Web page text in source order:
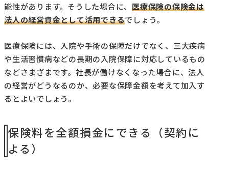
能性があります。そうした場合に、医療保険の保険金は
法人の経営資金として活用できるでしょう。
医療保険には、入院や手術の保障だけでなく、三大疾病
や生活習慣病などの長期の入院保障に対応しているもの
などさまざまです。社長が働けなくなった場合に、法人
の経営がどうなるのか、必要な保障金額を考えて加入す
るとよいでしょう。
保険料を全額損金にできる（契約に
よる）